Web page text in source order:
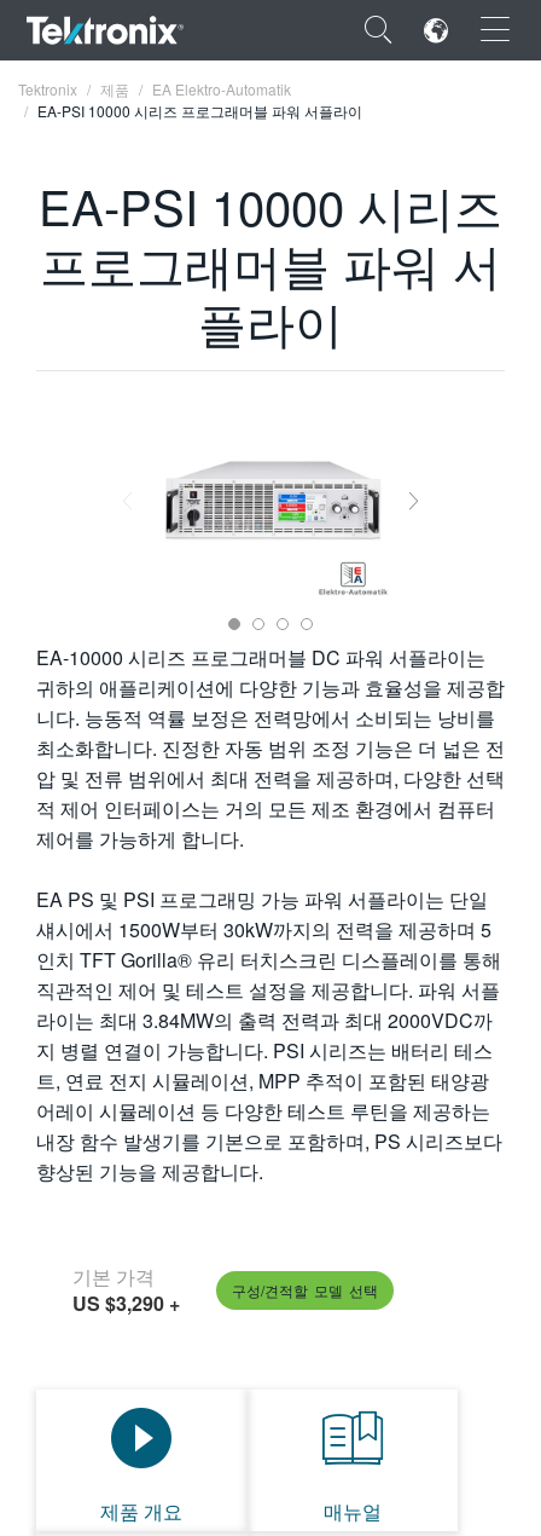
×
FRANÇAIS
VIỆT NAM
Tektronix 제품
EA Elektro-Automatik
EA-PSI 10000 시리즈 프로그래머블 파워 서플라이
EA-PSI 10000 시리즈
프로그래머블 파워 서
플라이
EA-10000 시리즈 프로그래머블 DC 파워 서플라이는
귀하의 애플리케이션에 다양한 기능과 효율성을 제공합
니다. 능동적 역률 보정은 전력망에서 소비되는 낭비를
최소화합니다. 진정한 자동 범위 조정 기능은 더 넓은 전
압 및 전류 범위에서 최대 전력을 제공하며, 다양한 선택
적 제어 인터페이스는 거의 모든 제조 환경에서 컴퓨터
제어를 가능하게 합니다.
EA PS 및 PSI 프로그래밍 가능 파워 서플라이는 단일
섀시에서 1500W부터 30kW까지의 전력을 제공하며 5
인치 TFT Gorilla® 유리 터치스크린 디스플레이를 통해
직관적인 제어 및 테스트 설정을 제공합니다. 파워 서플
라이는 최대 3.84MW의 출력 전력과 최대 2000VDC까
지 병렬 연결이 가능합니다. PSI 시리즈는 배터리 테스
트, 연료 전지 시뮬레이션, MPP 추적이 포함된 태양광
어레이 시뮬레이션 등 다양한 테스트 루틴을 제공하는
내장 함수 발생기를 기본으로 포함하며, PS 시리즈보다
향상된 기능을 제공합니다.
기본 가격
US $3,290 + 구성/견적할 모델 선택
제품 개요 매뉴얼